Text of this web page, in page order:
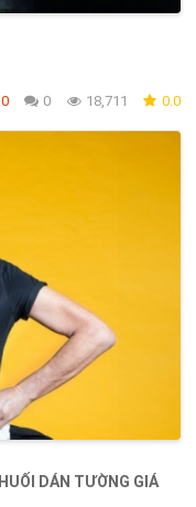
0 0 18,711 0.0
DÁN TƯỜNG GIÁ